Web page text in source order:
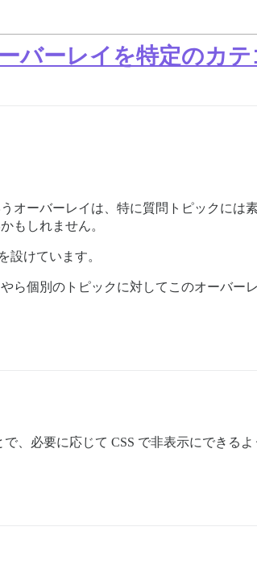
バーレイを特定のカ
ーバーレイは、特に質問トピックには
もしれません。
設けています。
ら個別のトピックに対してこのオーバー
、必要に応じて CSS で非表示にできる